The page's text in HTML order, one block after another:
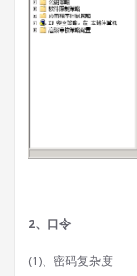
2、口令
(1)、密码复杂度